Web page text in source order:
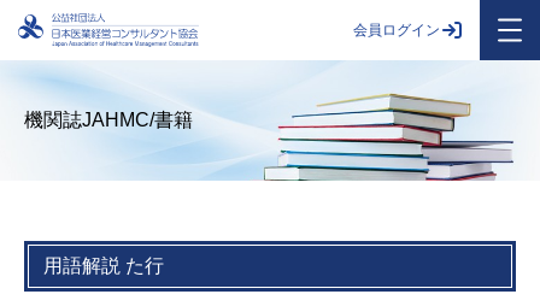
会員ログイン
機関誌JAHMC/書籍
用語解説 た行